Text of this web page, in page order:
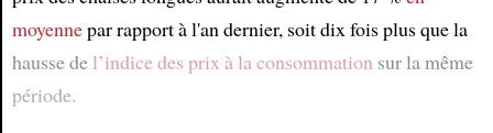
moyennepar rapport à l'an dernier, soit dix fois plus que la
hausse de l’indice des prix à la consommationsur la même
période.